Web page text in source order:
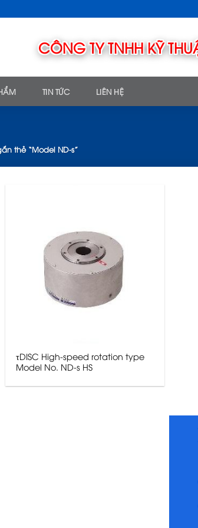
KỸ THUẬT CÔNG NGHIỆP TMT
TIN TỨC LIÊN HỆ
thẻ “Model ND-s”
τDISC High-speed rotation type
Model No. ND-s HS